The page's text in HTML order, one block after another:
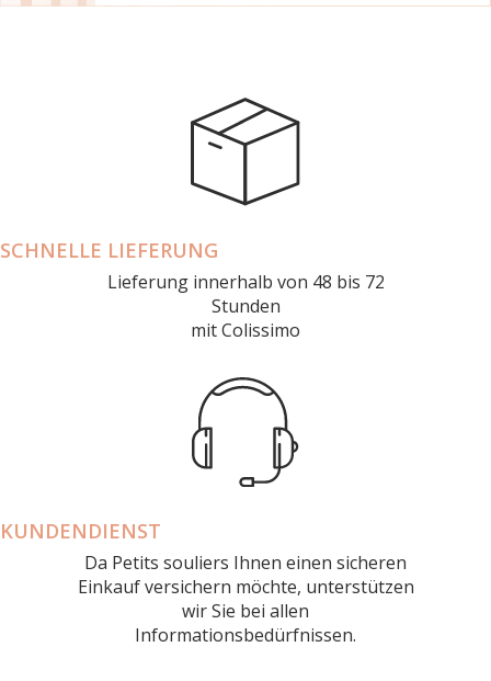
SCHNELLE LIEFERUNG
Lieferung innerhalb von 48 bis 72
Stunden
mit Colissimo
KUNDENDIENST
Da Petits souliers Ihnen einen sicheren
Einkauf versichern möchte, unterstützen
wir Sie bei allen
Informationsbedürfnissen.